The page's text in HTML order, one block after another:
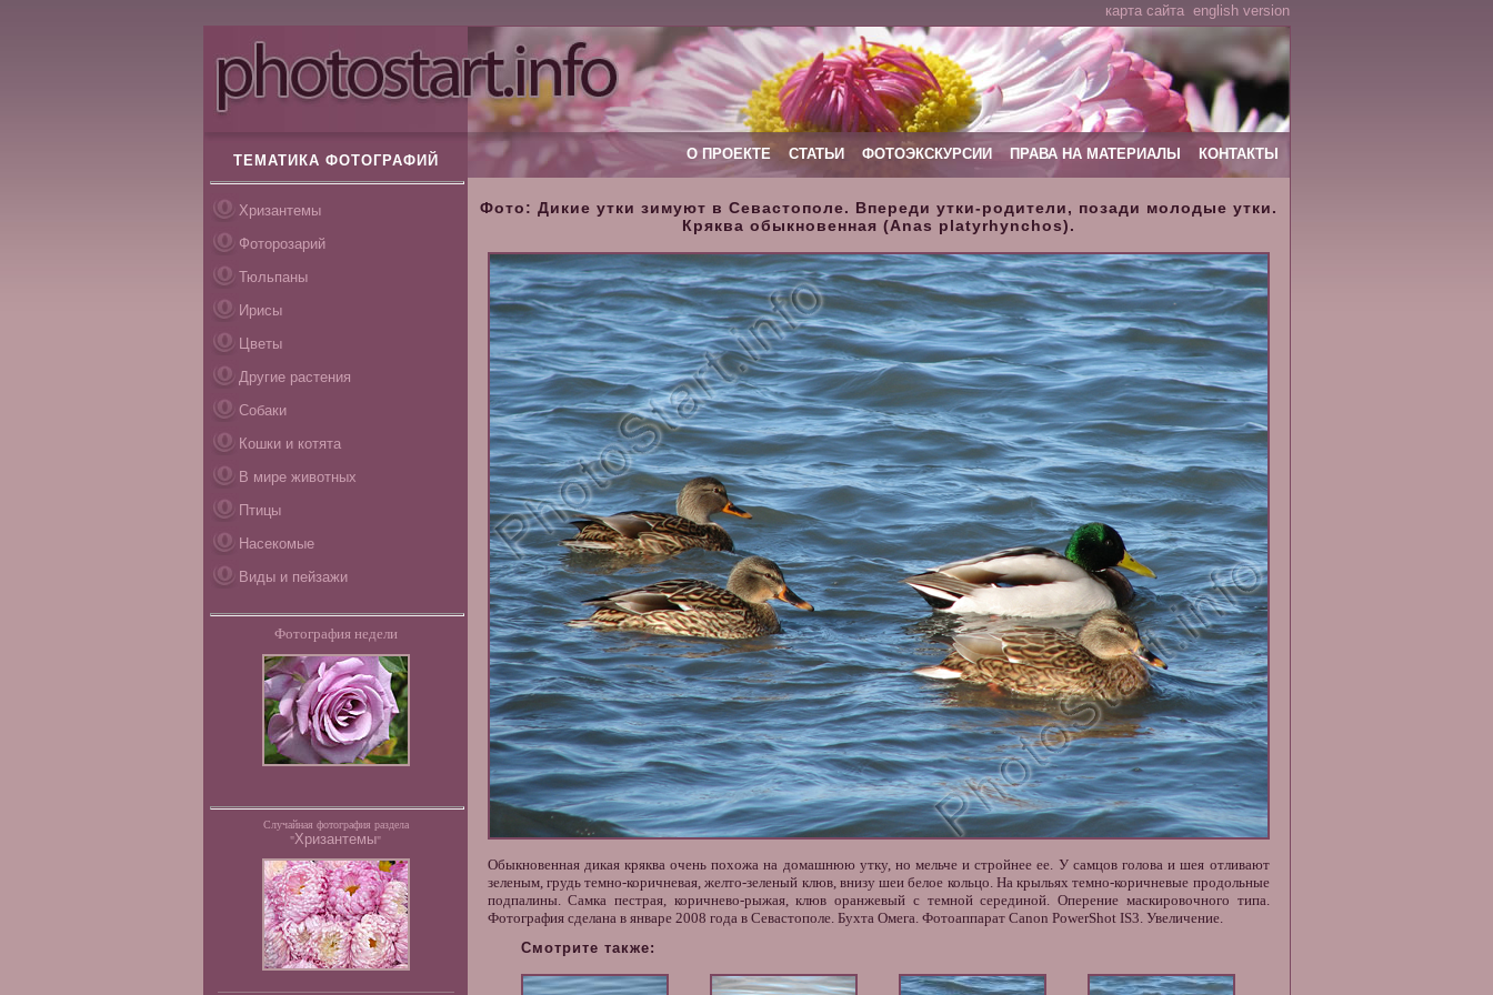
карта сайта english version
ТЕМАТИКА ФОТОГРАФИЙ
Хризантемы
Фоторозарий
Тюльпаны
Ирисы
Цветы
Другие растения
Собаки
Кошки и котята
В мире животных
Птицы
Насекомые
Виды и пейзажи
Фотография недели
Случайная фотография раздела
"Хризантемы"
О ПРОЕКТЕ СТАТЬИ ФОТОЭКСКУРСИИ ПРАВА НА МАТЕРИАЛЫ КОНТАКТЫ
Фото: Дикие утки зимуют в Севастополе. Впереди утки-родители, позади молодые утки.
Кряква обыкновенная (Anas platyrhynchos).
Обыкновенная дикая кряква очень похожа на домашнюю утку, но мельче и стройнее ее. У самцов голова и шея отливают
зеленым, грудь темно-коричневая, желто-зеленый клюв, внизу шеи белое кольцо. На крыльях темно-коричневые продольные
подпалины. Самка пестрая, коричнево-рыжая, клюв оранжевый с темной серединой. Оперение маскировочного типа.
Фотография сделана в январе 2008 года в Севастополе. Бухта Омега. Фотоаппарат Canon PowerShot IS3. Увеличение.
Смотрите также: